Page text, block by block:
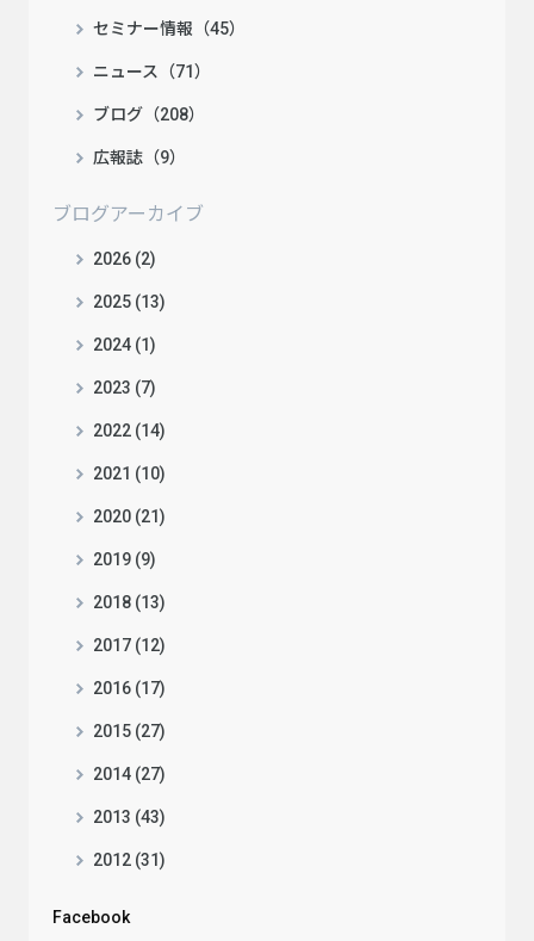
セミナー情報（45）
ニュース（71）
ブログ（208）
広報誌（9）
ブログアーカイブ
2026 (2)
2025 (13)
2024 (1)
2023 (7)
2022 (14)
2021 (10)
2020 (21)
2019 (9)
2018 (13)
2017 (12)
2016 (17)
2015 (27)
2014 (27)
2013 (43)
2012 (31)
Facebook